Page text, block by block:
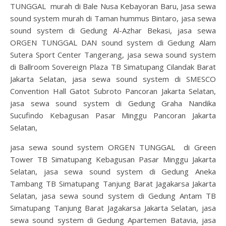
TUNGGAL murah di Bale Nusa Kebayoran Baru, Jasa sewa
sound system murah di Taman hummus Bintaro, jasa sewa
sound system di Gedung Al-Azhar Bekasi, jasa sewa
ORGEN TUNGGAL DAN sound system di Gedung Alam
Sutera Sport Center Tangerang, jasa sewa sound system
di Ballroom Sovereign Plaza TB Simatupang Cilandak Barat
Jakarta Selatan, jasa sewa sound system di SMESCO
Convention Hall Gatot Subroto Pancoran Jakarta Selatan,
jasa sewa sound system di Gedung Graha Nandika
Sucufindo Kebagusan Pasar Minggu Pancoran Jakarta
Selatan,
jasa sewa sound system ORGEN TUNGGAL di Green
Tower TB Simatupang Kebagusan Pasar Minggu Jakarta
Selatan, jasa sewa sound system di Gedung Aneka
Tambang TB Simatupang Tanjung Barat Jagakarsa Jakarta
Selatan, jasa sewa sound system di Gedung Antam TB
Simatupang Tanjung Barat Jagakarsa Jakarta Selatan, jasa
sewa sound system di Gedung Apartemen Batavia, jasa